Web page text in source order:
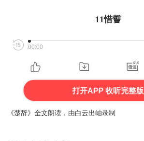
11惜誓
00:00
打开APP 收听完整版
《楚辞》全文朗读，由白云出岫录制